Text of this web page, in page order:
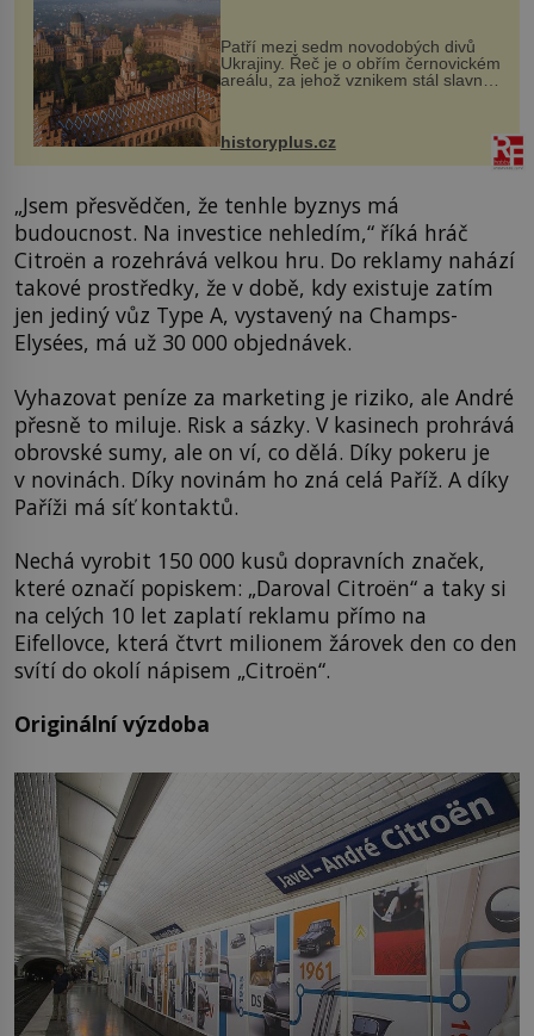
Patří mezi sedm novodobých divů
Ukrajiny. Řeč je o obřím černovickém
areálu, za jehož vznikem stál slavný
český architekt Josef Hlávka. Ten si
na něm dal mimořádně záležet. Jeho
historyplus.cz
„Jsem přesvědčen, že tenhle byznys má
budoucnost. Na investice nehledím,“ říká hráč
Citroën a rozehrává velkou hru. Do reklamy nahází
takové prostředky, že v době, kdy existuje zatím
jen jediný vůz Type A, vystavený na Champs-
Elysées, má už 30 000 objednávek.
Vyhazovat peníze za marketing je riziko, ale André
přesně to miluje. Risk a sázky. V kasinech prohrává
obrovské sumy, ale on ví, co dělá. Díky pokeru je
v novinách. Díky novinám ho zná celá Paříž. A díky
Paříži má síť kontaktů.
Nechá vyrobit 150 000 kusů dopravních značek,
které označí popiskem: „Daroval Citroën“ a taky si
na celých 10 let zaplatí reklamu přímo na
Eifellovce, která čtvrt milionem žárovek den co den
svítí do okolí nápisem „Citroën“.
Originální výzdoba